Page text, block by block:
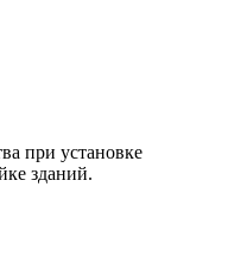
при установке
зданий.